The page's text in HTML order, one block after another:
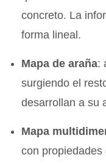
concreto. La
forma lineal.
Mapa de araña:
surgiendo el
desarrollan a su
Mapa
con